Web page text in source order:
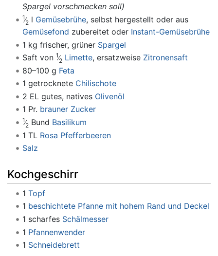
Spargel vorschmecken soll)
1
2l Gemüsebrühe, selbst hergestellt oder aus
Gemüsefond zubereitet oder Instant-Gemüsebrühe
1 kg frischer, grüner Spargel
Saft von 1
2 Limette, ersatzweise Zitronensaft
80–100 g Feta
1 getrocknete Chilischote
2 EL gutes, natives Olivenöl
1 Pr. brauner Zucker
1
2Bund Basilikum
1 TL Rosa Pfefferbeeren
Salz
Kochgeschirr
1 Topf
1 beschichtete Pfanne mit hohem Rand und Deckel
1 scharfes Schälmesser
1 Pfannenwender
1 Schneidebrett